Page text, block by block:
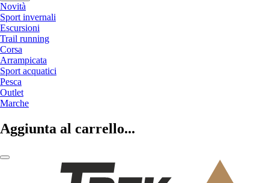
Novità
Sport invernali
Escursioni
Trail running
Corsa
Arrampicata
Sport acquatici
Pesca
Outlet
Marche
Aggiunta al carrello...